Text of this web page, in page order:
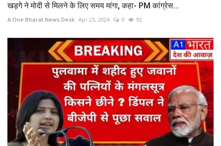
खड़गे ने मोदी से मिलने के लिए समय मांगा, कहा- PM कांग्रेस...
A One Bharat News Desk Apr 23, 2024 0 92